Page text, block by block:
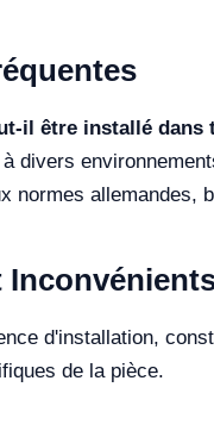
il être installé
divers
normes allemandes,
d'installation,
de la pièce.